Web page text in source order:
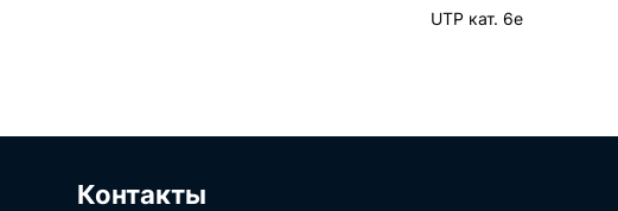
UTP кат. 6e
Контакты